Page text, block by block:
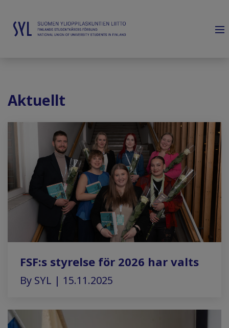
Aktuellt
FSF:s styrelse för 2026 har valts
By SYL | 15.11.2025